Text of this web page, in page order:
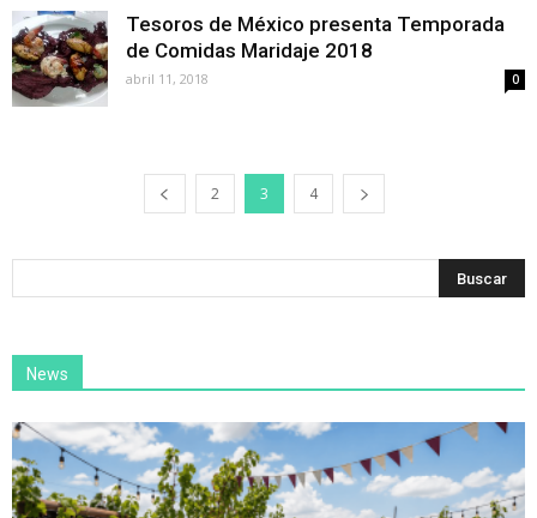
Tesoros de México presenta Temporada
de Comidas Maridaje 2018
abril 11, 2018 0
2 3 4
News